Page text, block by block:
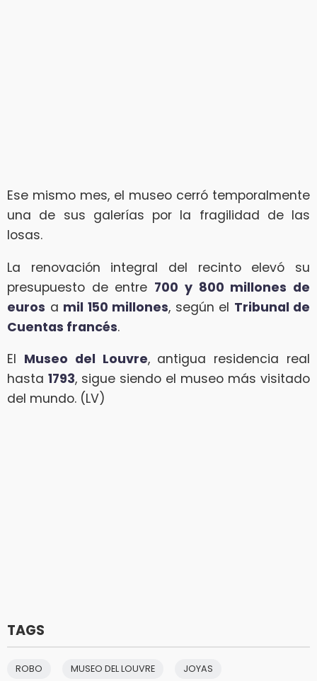
Ese mismo mes, el museo cerró temporalmente
una de sus galerías por la fragilidad de las
losas.
La renovación integral del recinto elevó su
presupuesto de entre 700 y 800 millones de
euros a mil 150 millones, según el Tribunal de
Cuentas francés.
El Museo del Louvre, antigua residencia real
hasta 1793, sigue siendo el museo más visitado
del mundo. (LV)
TAGS
ROBO MUSEO DEL LOUVRE JOYAS